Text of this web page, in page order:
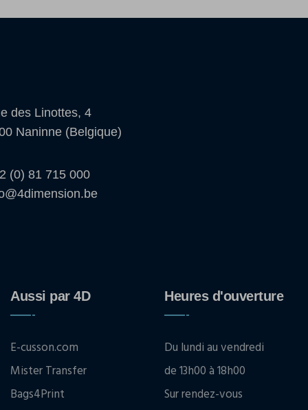
des Linottes, 4
Naninne (Belgique)
(0) 81 715 000
Aussi par 4D
E-cusson.com
Mister Transfer
Bags4Print
Heures d'ouverture
Du lundi au vendredi
de 13h00 à 18h00
Sur rendez-vous